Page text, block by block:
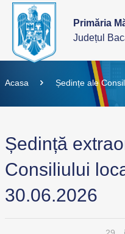
Primăria
Județul
Acasa Ședințe ale
Ședință
Consiliului
30.06.2026